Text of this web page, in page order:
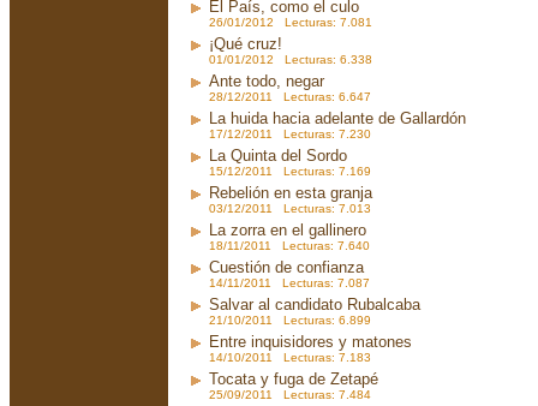
El País, como el culo
26/01/2012 Lecturas: 7.081
¡Qué cruz!
01/01/2012 Lecturas: 6.338
Ante todo, negar
28/12/2011 Lecturas: 6.647
La huida hacia adelante de Gallardón
17/12/2011 Lecturas: 7.230
La Quinta del Sordo
15/12/2011 Lecturas: 7.169
Rebelión en esta granja
03/12/2011 Lecturas: 7.013
La zorra en el gallinero
18/11/2011 Lecturas: 7.640
Cuestión de confianza
14/11/2011 Lecturas: 7.087
Salvar al candidato Rubalcaba
21/10/2011 Lecturas: 6.899
Entre inquisidores y matones
14/10/2011 Lecturas: 7.183
Tocata y fuga de Zetapé
25/09/2011 Lecturas: 7.484